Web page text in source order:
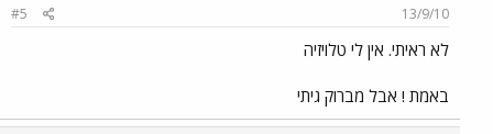
13/9/10
#5
לא ראיתי. אין לי טלויזיה
באמת ! אבל מברוק גיתי